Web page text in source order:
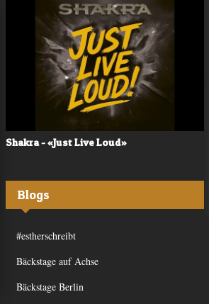
Shakra - «Just Live Loud»
Blogs
#estherschreibt
Bäckstage auf Achse
Bäckstage Berlin